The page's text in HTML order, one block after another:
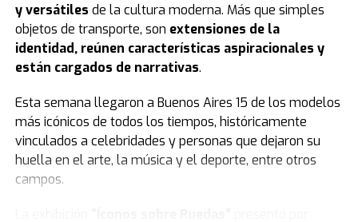
y versátiles de la cultura moderna. Más que simples
objetos de transporte, son extensiones de la
identidad, reúnen características aspiracionales y
están cargados de narrativas.
Esta semana llegaron a Buenos Aires 15 de los modelos
más icónicos de todos los tiempos, históricamente
vinculados a celebridades y personas que dejaron su
huella en el arte, la música y el deporte, entre otros
campos.